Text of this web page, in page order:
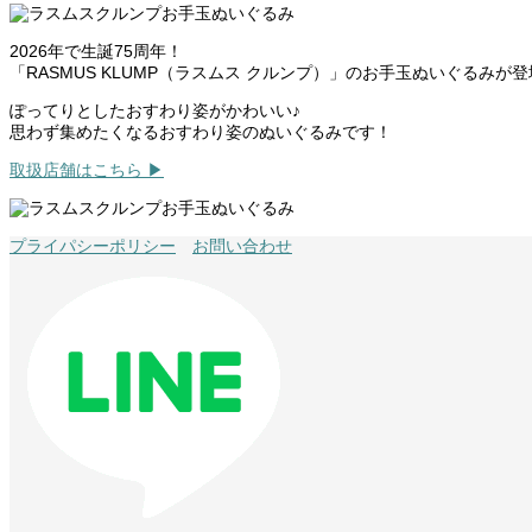
2026年で生誕75周年！
「RASMUS KLUMP（ラスムス クルンプ）」のお手玉ぬいぐるみが
ぽってりとしたおすわり姿がかわいい♪
思わず集めたくなるおすわり姿のぬいぐるみです！
取扱店舗はこちら ▶
プライパシーポリシー お問い合わせ